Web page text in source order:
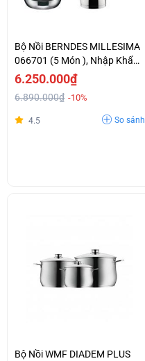
Bộ Nồi BERNDES MILLESIMA
066701 (5 Món ), Nhập Khẩu
Đức
6.250.000₫
6.890.000₫ -10%
4.5 So sánh
Bộ Nồi WMF DIADEM PLUS